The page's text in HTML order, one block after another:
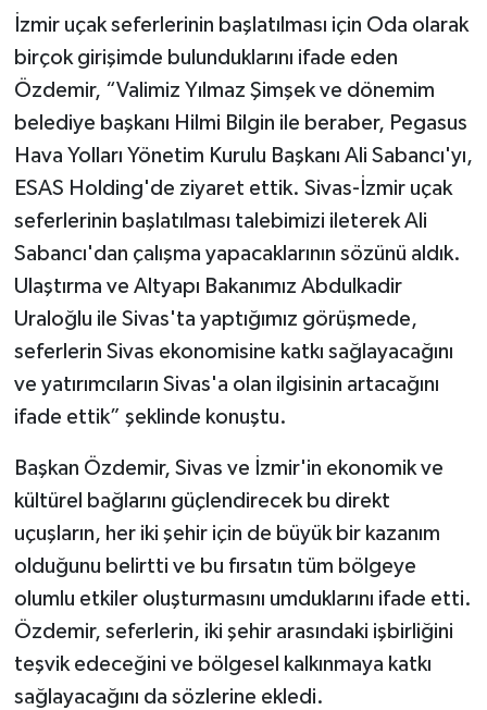
İzmir uçak seferlerinin başlatılması için Oda olarak
birçok girişimde bulunduklarını ifade eden
Özdemir, “Valimiz Yılmaz Şimşek ve dönemim
belediye başkanı Hilmi Bilgin ile beraber, Pegasus
Hava Yolları Yönetim Kurulu Başkanı Ali Sabancı'yı,
ESAS Holding'de ziyaret ettik. Sivas-İzmir uçak
seferlerinin başlatılması talebimizi ileterek Ali
Sabancı'dan çalışma yapacaklarının sözünü aldık.
Ulaştırma ve Altyapı Bakanımız Abdulkadir
Uraloğlu ile Sivas'ta yaptığımız görüşmede,
seferlerin Sivas ekonomisine katkı sağlayacağını
ve yatırımcıların Sivas'a olan ilgisinin artacağını
ifade ettik” şeklinde konuştu.
Başkan Özdemir, Sivas ve İzmir'in ekonomik ve
kültürel bağlarını güçlendirecek bu direkt
uçuşların, her iki şehir için de büyük bir kazanım
olduğunu belirtti ve bu fırsatın tüm bölgeye
olumlu etkiler oluşturmasını umduklarını ifade etti.
Özdemir, seferlerin, iki şehir arasındaki işbirliğini
teşvik edeceğini ve bölgesel kalkınmaya katkı
sağlayacağını da sözlerine ekledi.